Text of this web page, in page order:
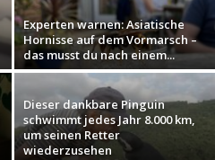
Experten warnen: Asiatische
Hornisse auf dem Vormarsch –
das musst du nach einem...
Dieser dankbare Pinguin
schwimmt jedes Jahr 8.000 km,
um seinen Retter
wiederzusehen